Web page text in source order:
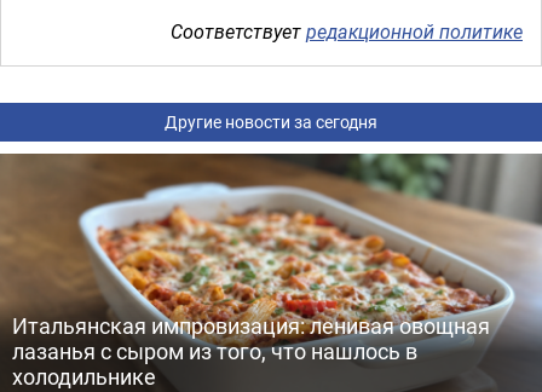
Соответствуетредакционной политике
Другие новости за сегодня
Итальянская импровизация: ленивая овощная
лазанья с сыром из того, что нашлось в
холодильнике